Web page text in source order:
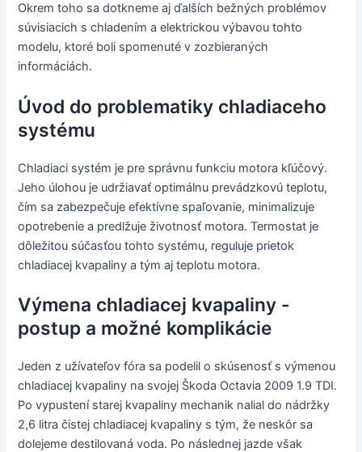
Okrem toho sa dotkneme aj ďalších bežných problémov
súvisiacich s chladením a elektrickou výbavou tohto
modelu, ktoré boli spomenuté v zozbieraných
informáciách.
Úvod do problematiky chladiaceho
systému
Chladiaci systém je pre správnu funkciu motora kľúčový.
Jeho úlohou je udržiavať optimálnu prevádzkovú teplotu,
čím sa zabezpečuje efektívne spaľovanie, minimalizuje
opotrebenie a predlžuje životnosť motora. Termostat je
dôležitou súčasťou tohto systému, reguluje prietok
chladiacej kvapaliny a tým aj teplotu motora.
Výmena chladiacej kvapaliny -
postup a možné komplikácie
Jeden z užívateľov fóra sa podelil o skúsenosť s výmenou
chladiacej kvapaliny na svojej Škoda Octavia 2009 1.9 TDI.
Po vypustení starej kvapaliny mechanik nalial do nádržky
2,6 litra čistej chladiacej kvapaliny s tým, že neskôr sa
dolejeme destilovaná voda. Po následnej jazde však